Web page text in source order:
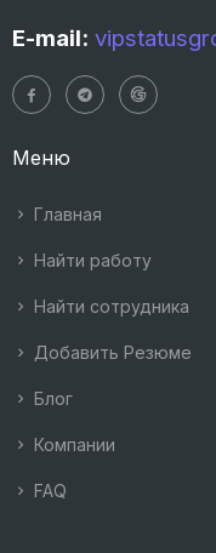
E-mail:
Меню
Главная
Найти работу
Найти сотрудника
Добавить Резюме
Блог
Компании
FAQ